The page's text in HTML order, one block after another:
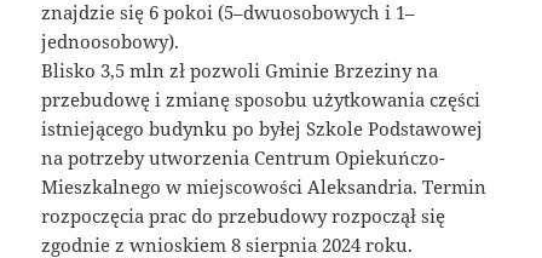
znajdzie się 6 pokoi (5–dwuosobowych i 1–
jednoosobowy).
Blisko 3,5 mln zł pozwoli Gminie Brzeziny na
przebudowę i zmianę sposobu użytkowania części
istniejącego budynku po byłej Szkole Podstawowej
na potrzeby utworzenia Centrum Opiekuńczo-
Mieszkalnego w miejscowości Aleksandria. Termin
rozpoczęcia prac do przebudowy rozpoczął się
zgodnie z wnioskiem 8 sierpnia 2024 roku.